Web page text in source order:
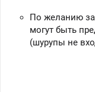
По желанию
могут быть
(шурупы не